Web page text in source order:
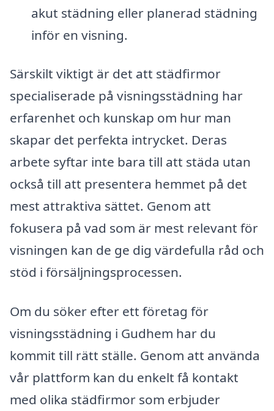
akut städning eller planerad städning
inför en visning.
Särskilt viktigt är det att städfirmor
specialiserade på visningsstädning har
erfarenhet och kunskap om hur man
skapar det perfekta intrycket. Deras
arbete syftar inte bara till att städa utan
också till att presentera hemmet på det
mest attraktiva sättet. Genom att
fokusera på vad som är mest relevant för
visningen kan de ge dig värdefulla råd och
stöd i försäljningsprocessen.
Om du söker efter ett företag för
visningsstädning i Gudhem har du
kommit till rätt ställe. Genom att använda
vår plattform kan du enkelt få kontakt
med olika städfirmor som erbjuder